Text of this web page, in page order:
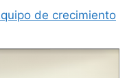
de crecimiento